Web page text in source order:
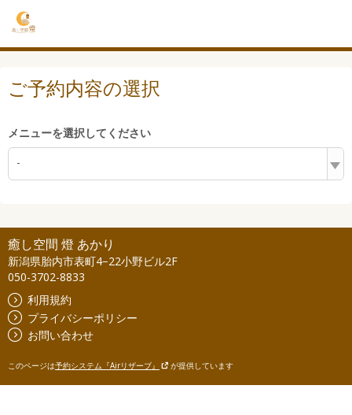
ご予約内容の選択
メニューを選択してください
-
癒し空間 燈 あかり
新潟県胎内市表町4−22小野ビル2F
050-3702-8833
利用規約
プライバシーポリシー
お問い合わせ
このページは予約システム『Airリザーブ』 が提供しています